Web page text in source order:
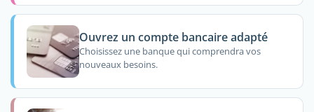
Ouvrez un compte bancaire adapté
Choisissez une banque qui comprendra vos
nouveaux besoins.